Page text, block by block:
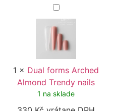
Dual
forms
Arched
Almond
Trendy
nails
1 × Dual forms Arched
Almond Trendy nails
1 na sklade